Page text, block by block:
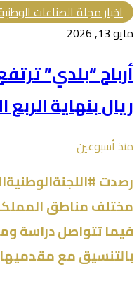
اخبار مجلة الصناعات
مايو 13, 2026
ريال بنهاية الربع
منذ أسبوعين
فيما تتواصل دراسة
بالتنسيق مع